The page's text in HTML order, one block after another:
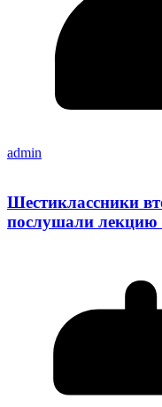
admin
Шестиклассники
послушали лекцию